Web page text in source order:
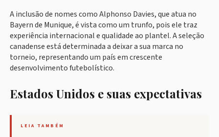
A inclusão de nomes como Alphonso Davies, que atua no
Bayern de Munique, é vista como um trunfo, pois ele traz
experiência internacional e qualidade ao plantel. A seleção
canadense está determinada a deixar a sua marca no
torneio, representando um país em crescente
desenvolvimento futebolístico.
Estados Unidos e suas expectativas
LEIA TAMBÉM